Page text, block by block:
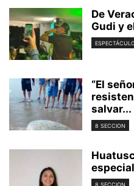
De
Gudi y
“El
salvar...
8 SECCION
8 SECCION